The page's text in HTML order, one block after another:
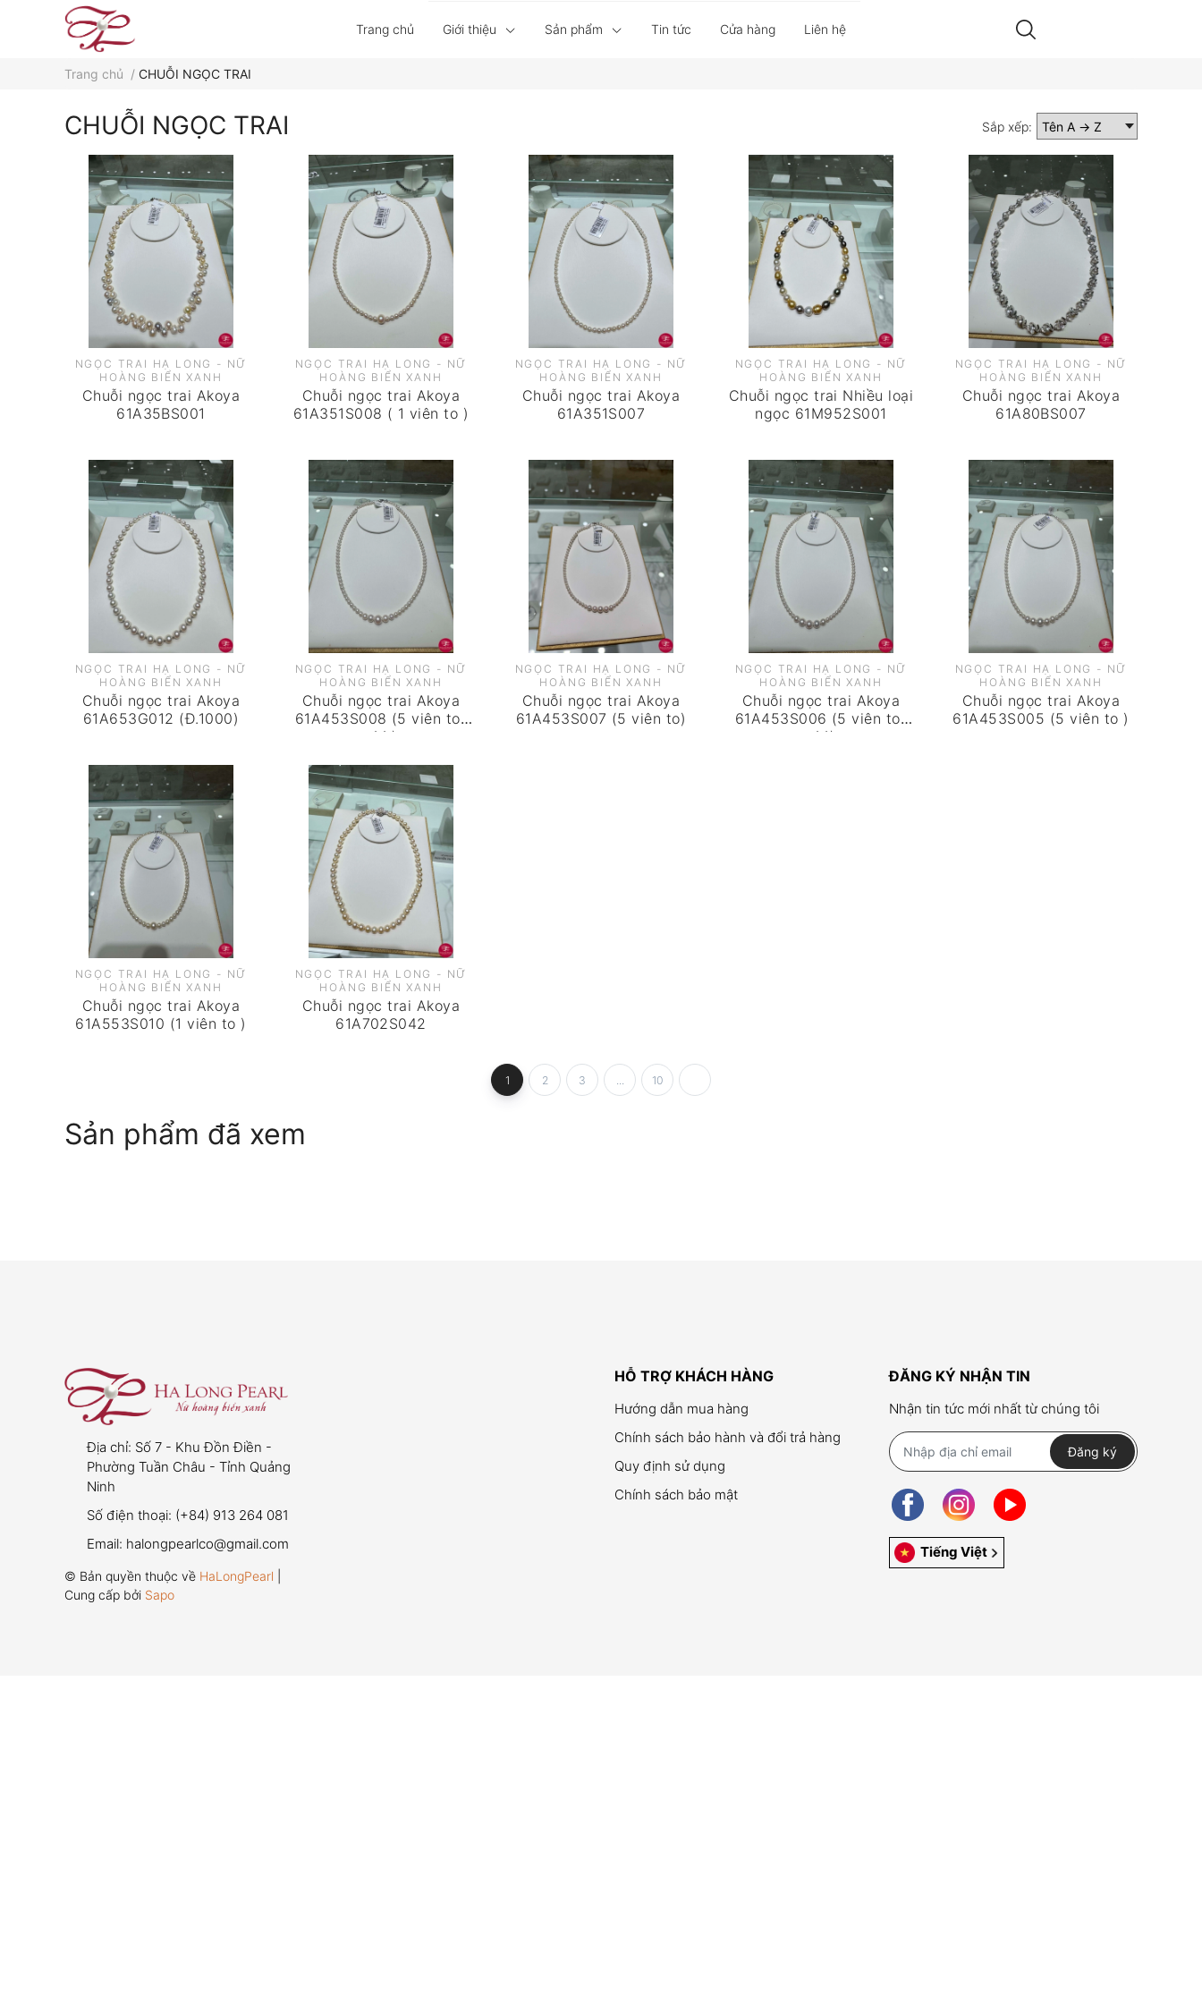
Trang chủ Giới thiệu Sản phẩm Tin tức Cửa hàng Liên hệ
Trang chủ / CHUỖI NGỌC TRAI
CHUỖI NGỌC TRAI Sắp xếp:
NGỌC TRAI HẠ LONG - NỮ
HOÀNG BIỂN XANH
Chuỗi ngọc trai Akoya
61A35BS001
NGỌC TRAI HẠ LONG - NỮ
HOÀNG BIỂN XANH
Chuỗi ngọc trai Akoya
61A351S008 ( 1 viên to )
NGỌC TRAI HẠ LONG - NỮ
HOÀNG BIỂN XANH
Chuỗi ngọc trai Akoya
61A351S007
NGỌC TRAI HẠ LONG - NỮ
HOÀNG BIỂN XANH
Chuỗi ngọc trai Nhiều loại
ngọc 61M952S001
NGỌC TRAI HẠ LONG - NỮ
HOÀNG BIỂN XANH
Chuỗi ngọc trai Akoya
61A80BS007
NGỌC TRAI HẠ LONG - NỮ
HOÀNG BIỂN XANH
Chuỗi ngọc trai Akoya
61A653G012 (Đ.1000)
NGỌC TRAI HẠ LONG - NỮ
HOÀNG BIỂN XANH
Chuỗi ngọc trai Akoya
61A453S008 (5 viên to-
x1,1 )
NGỌC TRAI HẠ LONG - NỮ
HOÀNG BIỂN XANH
Chuỗi ngọc trai Akoya
61A453S007 (5 viên to)
NGỌC TRAI HẠ LONG - NỮ
HOÀNG BIỂN XANH
Chuỗi ngọc trai Akoya
61A453S006 (5 viên to-
x1,1)
NGỌC TRAI HẠ LONG - NỮ
HOÀNG BIỂN XANH
Chuỗi ngọc trai Akoya
61A453S005 (5 viên to )
NGỌC TRAI HẠ LONG - NỮ
HOÀNG BIỂN XANH
Chuỗi ngọc trai Akoya
61A553S010 (1 viên to )
NGỌC TRAI HẠ LONG - NỮ
HOÀNG BIỂN XANH
Chuỗi ngọc trai Akoya
61A702S042
1 2 3 10
Sản phẩm đã xem
Địa chỉ: Số 7 - Khu Đồn Điền -
Phường Tuần Châu - Tỉnh Quảng
Ninh
Số điện thoại: (+84) 913 264 081
Email: halongpearlco@gmail.com
© Bản quyền thuộc về HaLongPearl
Cung cấp bởi Sapo
HỖ TRỢ KHÁCH HÀNG
Hướng dẫn mua hàng
Chính sách bảo hành và đổi trả hàng
Quy định sử dụng
Chính sách bảo mật
ĐĂNG KÝ NHẬN TIN
Nhận tin tức mới nhất từ chúng tôi
Đăng ký
Tiếng Việt